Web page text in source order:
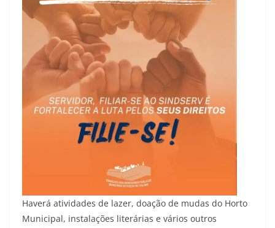
Haverá atividades de lazer, doação de mudas do Horto
Municipal, instalações literárias e vários outros